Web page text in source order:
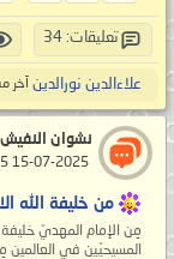
تعليقات: 34
علاءالدين نورالدين آخر
نشوان النفيش
من خليفة الله
مِن الإمام المهديّ
المسيحيّين في العالمين